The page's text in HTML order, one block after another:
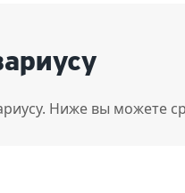
Ниже вы можете